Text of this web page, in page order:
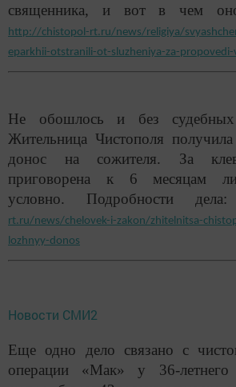
священника, и вот в чем
http://chistopol-rt.ru/news/religiya/
eparkhii-otstranili-ot-sluzheniya-za-propovedi-
Не обошлось и без судебных
Жительница Чистополя
донос на сожителя. За
приговорена к 6 месяцам
условно. Подробности
rt.ru/news/chelovek-i-zakon/zhitelnitsa-
lozhnyy-donos
Новости СМИ2
Еще одно дело связано с
операции «Мак» у 36-